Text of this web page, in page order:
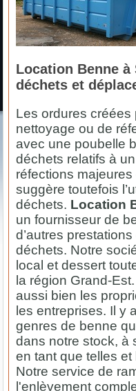
Location Benne
déchets et
Les ordures créées
nettoyage ou de
avec une poubelle
déchets relatifs à
réfections
suggère toutefois
déchets. Location
un fournisseur de
d’autres
déchets. Notre
local et dessert
la région Grand-
aussi bien les
les entreprises. Il y
genres de benne
dans notre stock, à
en tant que telles
Notre service de
l'enlèvement